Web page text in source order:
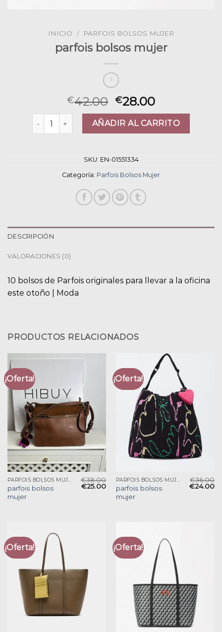
INICIO / PARFOIS BOLSOS MUJER
parfois bolsos mujer
€42.00 €28.00
parfois bolsos mujer cantidadAÑADIR AL CARRITO
SKU: EN-01551334
Categoría: Parfois Bolsos Mujer
DESCRIPCIÓN
VALORACIONES (0)
10 bolsos de Parfois originales para llevar a la oficina
este otoño | Moda
PRODUCTOS RELACIONADOS
¡Oferta!
parfois bolsos
mujer
€38.00
€25.00
¡Oferta!
parfois bolsos
mujer
€36.00
€24.00
¡Oferta! ¡Oferta!